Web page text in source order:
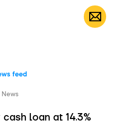
EN
feed
News
loan at 14.3%